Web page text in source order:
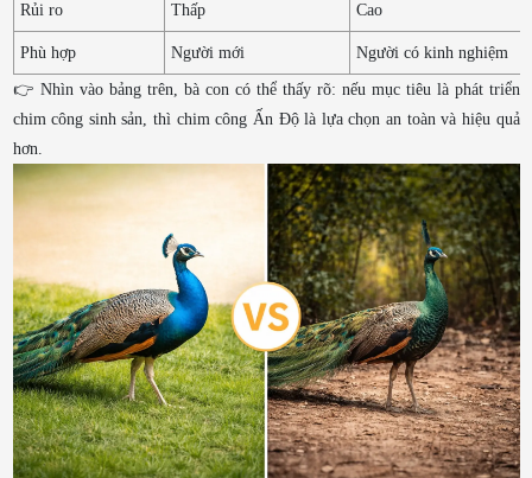
Rủi ro Thấp Cao
Phù hợp Người mới Người có kinh nghiệm
👉 Nhìn vào bảng trên, bà con có thể thấy rõ: nếu mục tiêu là phát triển
chim công sinh sản, thì chim công Ấn Độ là lựa chọn an toàn và hiệu quả
hơn.